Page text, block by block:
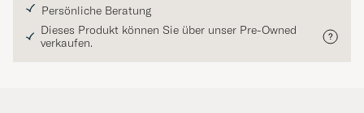
Persönliche Beratung
Dieses Produkt können Sie über unser Pre-Owned
verkaufen.